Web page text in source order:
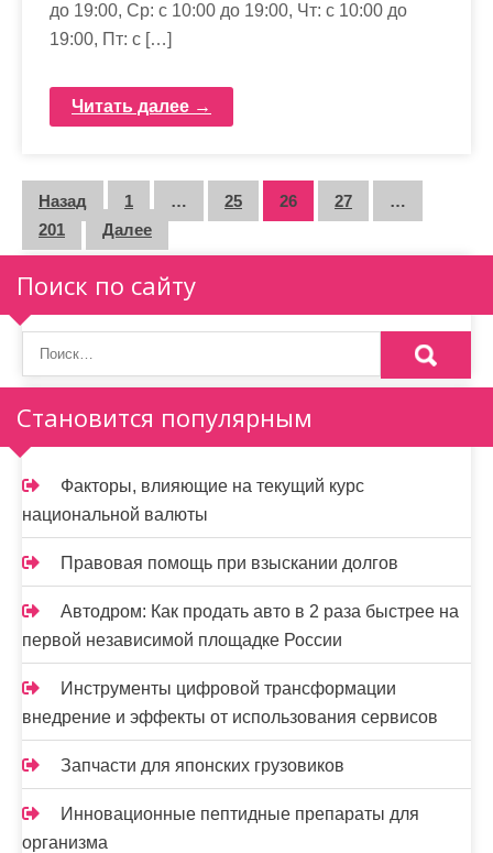
до 19:00, Ср: с 10:00 до 19:00, Чт: с 10:00 до
19:00, Пт: с […]
Читать далее →
П
а
г
и
н
а
ц
и
я
з
а
п
и
с
е
й
Назад 1 … 25 26 27
…
201
Далее
Поиск по сайту
Становится популярным
Факторы, влияющие на текущий курс
национальной валюты
Правовая помощь при взыскании долгов
Автодром: Как продать авто в 2 раза быстрее на
первой независимой площадке России
Инструменты цифровой трансформации
внедрение и эффекты от использования сервисов
Запчасти для японских грузовиков
Инновационные пептидные препараты для
организма